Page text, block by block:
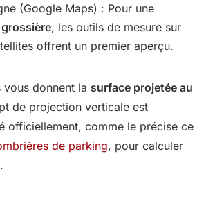
(Google Maps) : Pour une
, les outils de mesure sur
offrent un premier aperçu.
vous donnent la surface projetée au
de projection verticale est
officiellement, comme le précise ce
de parking, pour calculer